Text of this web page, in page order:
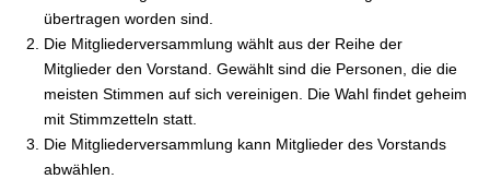
übertragen worden sind.
Die Mitgliederversammlung wählt aus der Reihe der
Mitglieder den Vorstand. Gewählt sind die Personen, die die
meisten Stimmen auf sich vereinigen. Die Wahl findet geheim
mit Stimmzetteln statt.
Die Mitgliederversammlung kann Mitglieder des Vorstands
abwählen.